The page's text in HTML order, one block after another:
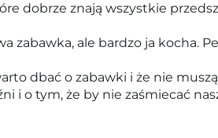
dobrze znają wszystkie
ale bardzo ja kocha.
dbać o zabawki i że nie
i o tym, że by nie zaśmiecać